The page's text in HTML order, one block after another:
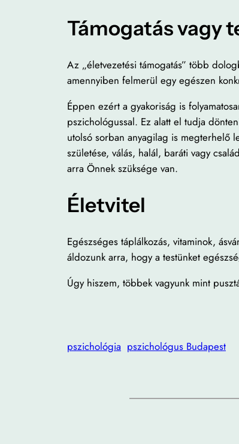
Támogatás vagy
Az „életvezetési támogatás” több
amennyiben felmerül egy egészen
Éppen ezért a gyakoriság is
pszichológussal. Ez alatt el tudja
utolsó sorban anyagilag is megterhelő
születése, válás, halál, baráti vagy
arra Önnek szüksége van.
Életvitel
Egészséges táplálkozás, vitaminok,
áldozunk arra, hogy a testünket
Úgy hiszem, többek vagyunk mint
pszichológia pszichológus Budapest